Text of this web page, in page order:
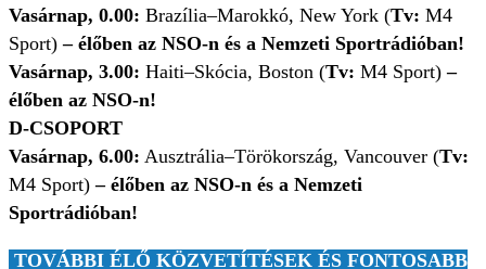
Vasárnap, 0.00: Brazília–Marokkó, New York (Tv: M4
Sport)– élőben az NSO-n és a Nemzeti Sportrádióban!
Vasárnap, 3.00: Haiti–Skócia, Boston (Tv: M4 Sport)–
élőben az NSO-n!
D-CSOPORT
Vasárnap, 6.00: Ausztrália–Törökország, Vancouver (Tv:
M4 Sport)– élőben az NSO-n és a Nemzeti
Sportrádióban!
TOVÁBBI ÉLŐ KÖZVETÍTÉSEK ÉS FONTOSABB